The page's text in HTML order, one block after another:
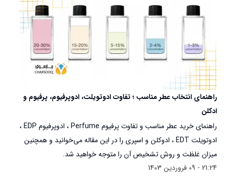
راهنمای انتخاب عطر مناسب ؛ تفاوت ادوتویلت، ادوپرفیوم، پرفیوم و
ادکلن
راهنمای خرید عطر مناسب و تفاوت پرفیوم Perfume ، ادوپرفیوم EDP ،
ادوتویلت EDT ، ادوکلن و اسپری را در این مقاله می‌خوانید و همچنین
میزان غلظت و روش تشخیص آن را متوجه خواهید شد.
21:24 - 09 فروردین 1403